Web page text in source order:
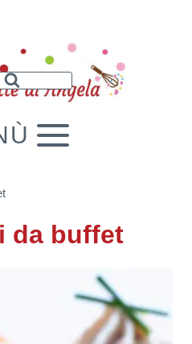
da buffet